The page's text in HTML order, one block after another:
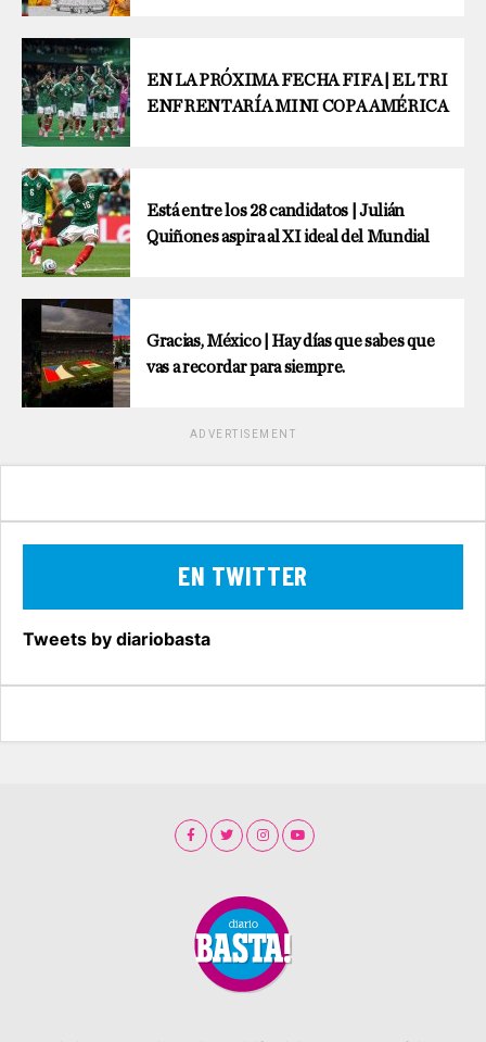
EN LA PRÓXIMA FECHA FIFA | EL TRI
ENFRENTARÍA MINI COPA AMÉRICA
Está entre los 28 candidatos | Julián
Quiñones aspira al XI ideal del Mundial
Gracias, México | Hay días que sabes que
vas a recordar para siempre.
ADVERTISEMENT
EN TWITTER
Tweets by diariobasta